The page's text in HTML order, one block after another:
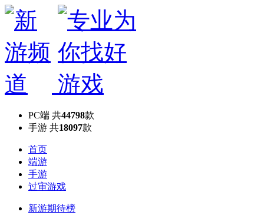
PC端 共44798款
手游 共18097款
首页
端游
手游
过审游戏
新游期待榜